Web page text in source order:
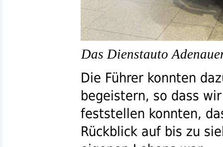
Das Dienstauto
Die Führer konnten
begeistern, so dass
feststellen konnten,
Rückblick auf bis zu